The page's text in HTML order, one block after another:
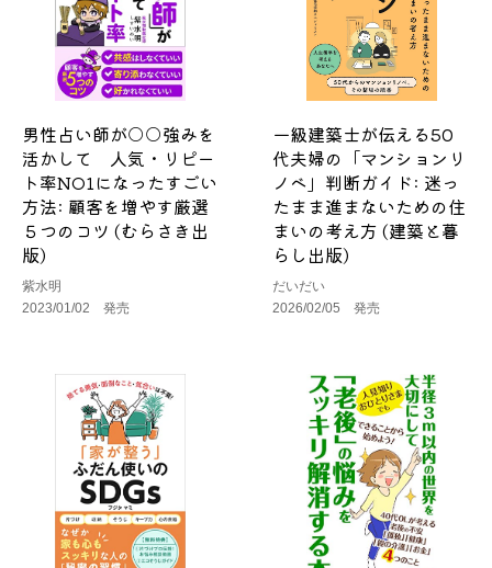
男性占い師が○○強みを
活かして 人気・リピー
ト率NO1になったすごい
方法: 顧客を増やす厳選
５つのコツ (むらさき出
版)
紫水明
2023/01/02 発売
一級建築士が伝える50
代夫婦の「マンションリ
ノベ」判断ガイド: 迷っ
たまま進まないための住
まいの考え方 (建築と暮
らし出版)
だいだい
2026/02/05 発売